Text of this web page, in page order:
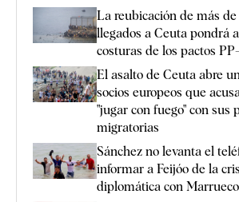
La reubicación de más
llegados a Ceuta pondrá
costuras de los pactos
El asalto de Ceuta abre
socios europeos que
"jugar con fuego" con sus
migratorias
Sánchez no levanta el
informar a Feijóo de la
diplomática con